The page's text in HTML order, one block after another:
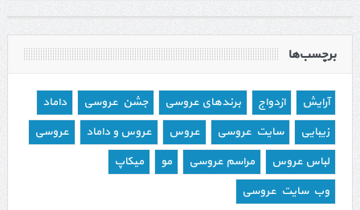
برچسب‌ها
آرایش ازدواج برندهای عروسی جشن عروسی
داماد
زیبایی
سایت عروسی عروس عروس و داماد
عروسی
لباس عروس
مراسم عروسی مو
میکاپ
وب سایت عروسی